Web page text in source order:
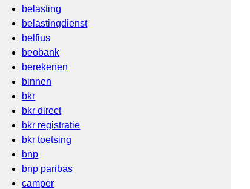
belasting
belastingdienst
belfius
beobank
berekenen
binnen
bkr
bkr direct
bkr registratie
bkr toetsing
bnp
bnp paribas
camper